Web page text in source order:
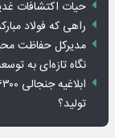
حیات اکتشافات
راهی که فولاد
مدیرکل حفاظت
نگاه تازه‌ای به
تولید؟